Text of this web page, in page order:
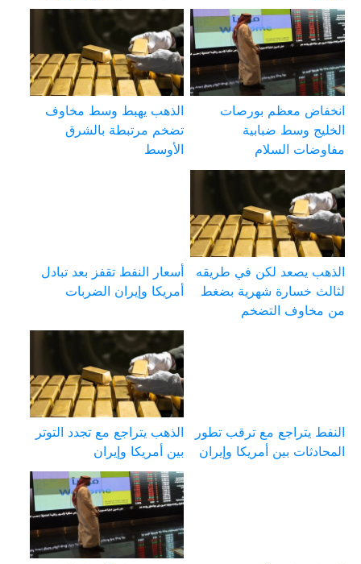
انخفاض معظم بورصات
الخليج وسط ضبابية
مفاوضات السلام
الذهب يهبط وسط مخاوف
تضخم مرتبطة بالشرق
الأوسط
الذهب يصعد لكن في طريقه
لثالث خسارة شهرية بضغط
من مخاوف التضخم
أسعار النفط تقفز بعد تبادل
أمريكا وإيران الضربات
النفط يتراجع مع ترقب تطور
المحادثات بين أمريكا وإيران
الذهب يتراجع مع تجدد التوتر
بين أمريكا وإيران